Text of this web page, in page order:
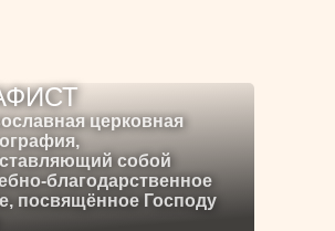
церковная
собой
благодарственное
посвящённое Господу